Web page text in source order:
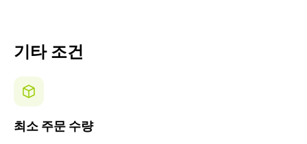
기타 조건
최소 주문 수량